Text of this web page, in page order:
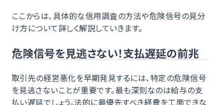
ここからは、具体的な信用調査の方法や危険信号の見分
け方について詳しく解説していきます。
危険信号を見逃さない！支払遅延の前兆
取引先の経営悪化を早期発見するには、特定の危険信号
を見逃さないことが重要です。最も深刻なのは給与の支
払い遅延でしょう。法的に最優先すべき経費を工面できな